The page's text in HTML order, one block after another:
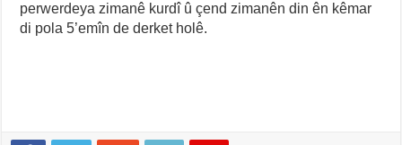
perwerdeya zimanê kurdî û çend zimanên din ên kêmar
di pola 5’emîn de derket holê.